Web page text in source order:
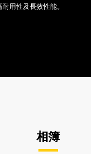
用性及長效性能。
相簿